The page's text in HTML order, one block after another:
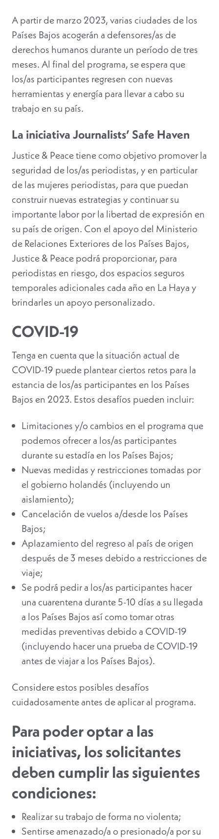
A partir de marzo 2023, varias ciudades de los
Países Bajos acogerán a defensores/as de
derechos humanos durante un período de tres
meses. Al final del programa, se espera que
los/as participantes regresen con nuevas
herramientas y energía para llevar a cabo su
trabajo en su país.
La iniciativa Journalists’ Safe Haven
Justice & Peace tiene como objetivo promover la
seguridad de los/as periodistas, y en particular
de las mujeres periodistas, para que puedan
construir nuevas estrategias y continuar su
importante labor por la libertad de expresión en
su país de origen. Con el apoyo del Ministerio
de Relaciones Exteriores de los Países Bajos,
Justice & Peace podrá proporcionar, para
periodistas en riesgo, dos espacios seguros
temporales adicionales cada año en La Haya y
brindarles un apoyo personalizado.
COVID-19
Tenga en cuenta que la situación actual de
COVID-19 puede plantear ciertos retos para la
estancia de los/as participantes en los Países
Bajos en 2023. Estos desafíos pueden incluir:
Limitaciones y/o cambios en el programa que
podemos ofrecer a los/as participantes
durante su estadía en los Países Bajos;
Nuevas medidas y restricciones tomadas por
el gobierno holandés (incluyendo un
aislamiento);
Cancelación de vuelos a/desde los Países
Bajos;
Aplazamiento del regreso al país de origen
después de 3 meses debido a restricciones de
viaje;
Se podrá pedir a los/as participantes hacer
una cuarentena durante 5-10 días a su llegada
a los Países Bajos así como tomar otras
medidas preventivas debido a COVID-19
(incluyendo hacer una prueba de COVID-19
antes de viajar a los Países Bajos).
Considere estos posibles desafíos
cuidadosamente antes de aplicar al programa.
Para poder optar a las
iniciativas, los solicitantes
deben cumplir las siguientes
condiciones:
Realizar su trabajo de forma no violenta;
Sentirse amenazado/a o presionado/a por su